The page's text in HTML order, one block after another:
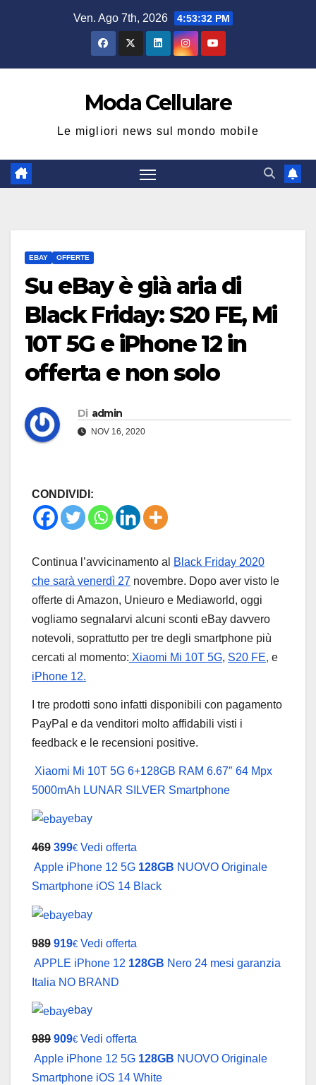
Ven. Ago 7th, 2026 4:53:33 PM
Moda Cellulare
Le migliori news sul mondo mobile
EBAY OFFERTE
Su eBay è già aria di
Black Friday: S20 FE, Mi
10T 5G e iPhone 12 in
offerta e non solo
Di admin
NOV 16, 2020
CONDIVIDI:
Continua l’avvicinamento al
Black Friday 2020
che sarà venerdì 27 novembre. Dopo aver visto le
offerte di Amazon, Unieuro e Mediaworld, oggi
vogliamo segnalarvi alcuni sconti eBay davvero
notevoli, soprattutto per tre degli smartphone più
cercati al momento: Xiaomi Mi 10T 5G, S20 FE, e
iPhone 12.
I tre prodotti sono infatti disponibili con pagamento
PayPal e da venditori molto affidabili visti i
feedback e le recensioni positive.
Xiaomi Mi 10T 5G 6+128GB RAM 6.67″ 64 Mpx
5000mAh LUNAR SILVER Smartphone
ebay
469 399€ Vedi offerta
Apple iPhone 12 5G 128GB NUOVO Originale
Smartphone iOS 14 Black
ebay
989 919€ Vedi offerta
APPLE iPhone 12 128GB Nero 24 mesi garanzia
Italia NO BRAND
ebay
989 909€ Vedi offerta
Apple iPhone 12 5G 128GB NUOVO Originale
Smartphone iOS 14 White